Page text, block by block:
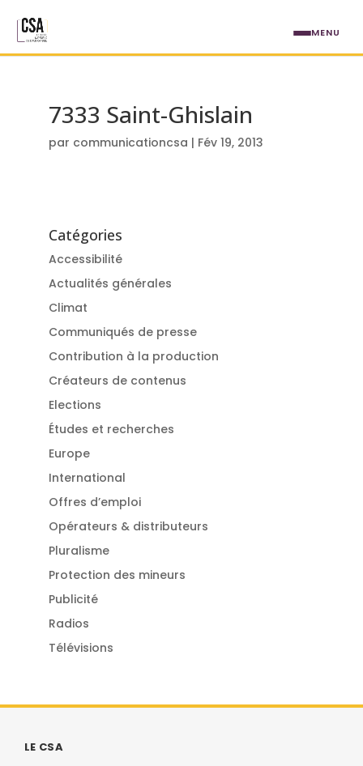
7333 Saint-Ghislain
par communicationcsa | Fév 19, 2013
Catégories
Accessibilité
Actualités générales
Climat
Communiqués de presse
Contribution à la production
Créateurs de contenus
Elections
Études et recherches
Europe
International
Offres d’emploi
Opérateurs & distributeurs
Pluralisme
Protection des mineurs
Publicité
Radios
Télévisions
LE CSA
MENU